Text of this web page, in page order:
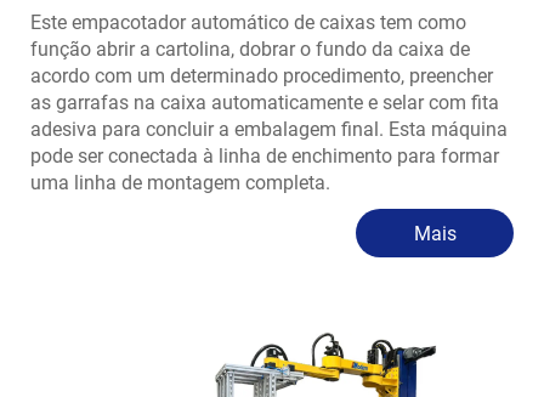
Este empacotador automático de caixas tem como
função abrir a cartolina, dobrar o fundo da caixa de
acordo com um determinado procedimento, preencher
as garrafas na caixa automaticamente e selar com fita
adesiva para concluir a embalagem final. Esta máquina
pode ser conectada à linha de enchimento para formar
uma linha de montagem completa.
Mais